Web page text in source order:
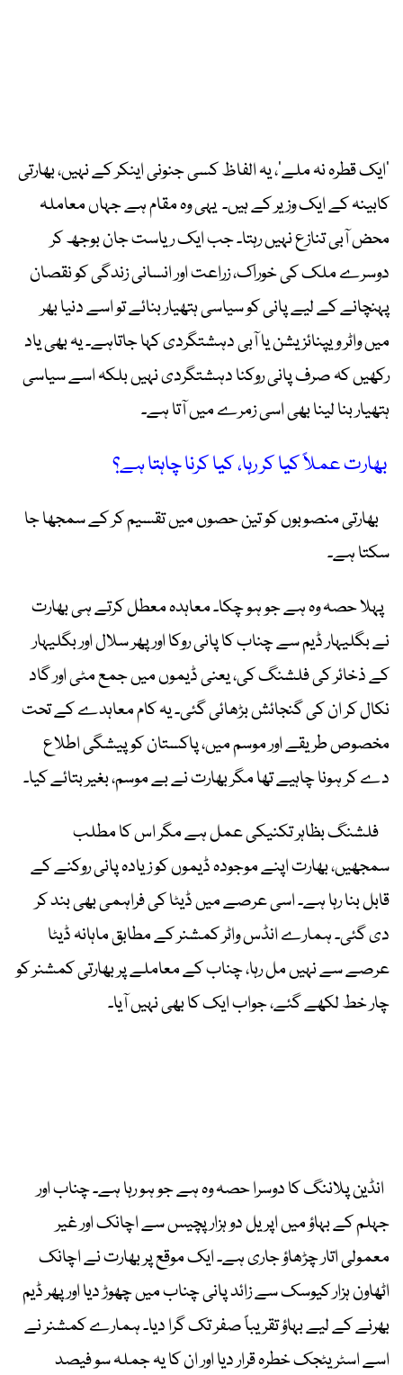
’ایک قطرہ نہ ملے‘، یہ الفاظ کسی جنونی اینکر کے نہیں، بھارتی
کابینہ کے ایک وزیر کے ہیں۔ یہی وہ مقام ہے جہاں معاملہ
محض آبی تنازع نہیں رہتا۔ جب ایک ریاست جان بوجھ کر
دوسرے ملک کی خوراک، زراعت اور انسانی زندگی کو نقصان
پہنچانے کے لیے پانی کو سیاسی ہتھیار بنائے تو اسے دنیا بھر
میں واٹر ویپنائزیشن یا آبی دہشتگردی کہا جاتاہے۔ یہ بھی یاد
رکھیں کہ صرف پانی روکنا دہشتگردی نہیں بلکہ اسے سیاسی
ہتھیار بنا لینا بھی اسی زمرے میں آتا ہے۔
بھارت عملاً کیا کر رہا، کیا کرنا چاہتا ہے؟
بھارتی منصوبوں کو تین حصوں میں تقسیم کر کے سمجھا جا
سکتا ہے۔
پہلا حصہ وہ ہے جو ہو چکا۔ معاہدہ معطل کرتے ہی بھارت
نے بگلیہار ڈیم سے چناب کا پانی روکا اور پھر سلال اور بگلیہار
کے ذخائر کی فلشنگ کی، یعنی ڈیموں میں جمع مٹی اور گاد
نکال کر ان کی گنجائش بڑھائی گئی۔ یہ کام معاہدے کے تحت
مخصوص طریقے اور موسم میں، پاکستان کو پیشگی اطلاع
دے کر ہونا چاہیے تھا مگر بھارت نے بے موسم، بغیر بتائے کیا۔
فلشنگ بظاہر تکنیکی عمل ہے مگر اس کا مطلب
سمجھیں، بھارت اپنے موجودہ ڈیموں کو زیادہ پانی روکنے کے
قابل بنا رہا ہے۔ اسی عرصے میں ڈیٹا کی فراہمی بھی بند کر
دی گئی۔ ہمارے انڈس واٹر کمشنر کے مطابق ماہانہ ڈیٹا
عرصے سے نہیں مل رہا، چناب کے معاملے پر بھارتی کمشنر کو
چار خط لکھے گئے، جواب ایک کا بھی نہیں آیا۔
انڈین پلاننگ کا دوسرا حصہ وہ ہے جو ہو رہا ہے۔ چناب اور
جہلم کے بہاؤ میں اپریل دو ہزار پچیس سے اچانک اور غیر
معمولی اتار چڑھاؤ جاری ہے۔ ایک موقع پر بھارت نے اچانک
اٹھاون ہزار کیوسک سے زائد پانی چناب میں چھوڑ دیا اور پھر ڈیم
بھرنے کے لیے بہاؤ تقریباً صفر تک گرا دیا۔ ہمارے کمشنر نے
اسے اسٹریٹجک خطرہ قرار دیا اور ان کا یہ جملہ سو فیصد